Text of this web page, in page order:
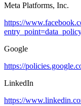
Meta Platforms, Inc.
https://
Google
https://
LinkedIn
https://